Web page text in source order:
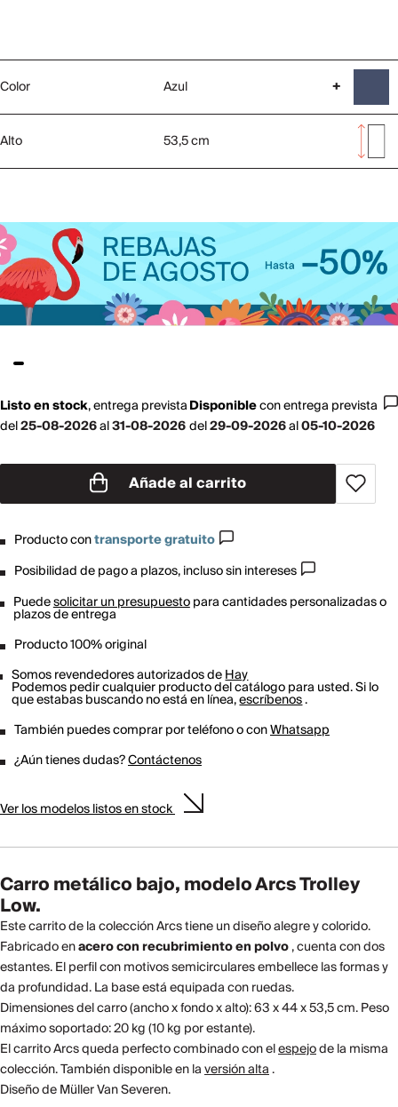
Color Azul +
Alto 53,5 cm
Listo en stock,entrega prevista
del25-08-2026al31-08-2026
Disponibleconentrega prevista
del29-09-2026al05-10-2026
Añade al carrito
Producto contransporte gratuito
Posibilidad de pago a plazos, incluso sin intereses
Puedesolicitar un presupuestopara cantidades personalizadas o
plazos de entrega
Producto 100% original
Somos revendedores autorizados deHay
Podemos pedir cualquier producto del catálogo para usted. Si lo
que estabas buscando no está en línea,escríbenos.
También puedes comprar por teléfono o conWhatsapp
¿Aún tienes dudas?Contáctenos
Ver los modelos listos en stock
Carro metálico bajo, modelo Arcs Trolley
Low.
Este carrito de la colección Arcs tiene un diseño alegre y colorido.
Fabricado enacero con recubrimiento en polvo, cuenta con dos
estantes. El perfil con motivos semicirculares embellece las formas y
da profundidad. La base está equipada con ruedas.
Dimensiones del carro (ancho x fondo x alto): 63 x 44 x 53,5 cm. Peso
máximo soportado: 20 kg (10 kg por estante).
El carrito Arcs queda perfecto combinado con elespejode la misma
colección. También disponible en laversión alta.
Diseño de Müller Van Severen.